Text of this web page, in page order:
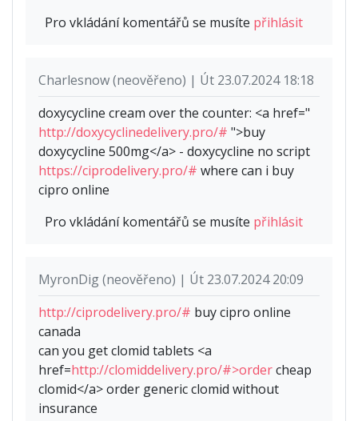
Pro vkládání komentářů se musíte přihlásit
Charlesnow (neověřeno) | Út 23.07.2024 18:18
doxycycline cream over the counter: <a href="
http://doxycyclinedelivery.pro/# ">buy
doxycycline 500mg</a> - doxycycline no script
https://ciprodelivery.pro/# where can i buy
cipro online
Pro vkládání komentářů se musíte přihlásit
MyronDig (neověřeno) | Út 23.07.2024 20:09
http://ciprodelivery.pro/# buy cipro online
canada
can you get clomid tablets <a
href=http://clomiddelivery.pro/#>ordercheap
clomid</a> order generic clomid without
insurance